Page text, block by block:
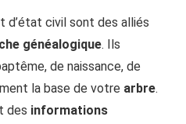
d’état civil sont des alliés
généalogique. Ils
de naissance, de
la base de votre arbre.
des informations